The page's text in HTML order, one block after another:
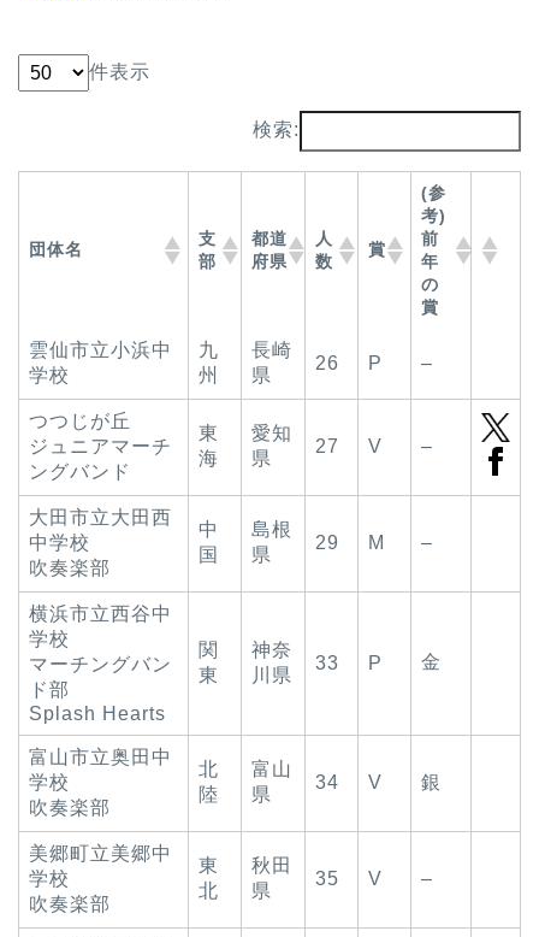
件表示
検索:
団体名
支
部
都道
府県
人
数
賞
(参
考)
前
年
の
賞
雲仙市立小浜中
学校
九
州
長崎
県
26 P –
つつじが丘
ジュニアマーチ
ングバンド
東
海
愛知
県
27 V –
大田市立大田西
中学校
吹奏楽部
中
国
島根
県
29 M –
横浜市立西谷中
学校
マーチングバン
ド部
Splash Hearts
関
東
神奈
川県
33 P 金
富山市立奥田中
学校
吹奏楽部
北
陸
富山
県
34 V 銀
美郷町立美郷中
学校
吹奏楽部
東
北
秋田
県
35 V –